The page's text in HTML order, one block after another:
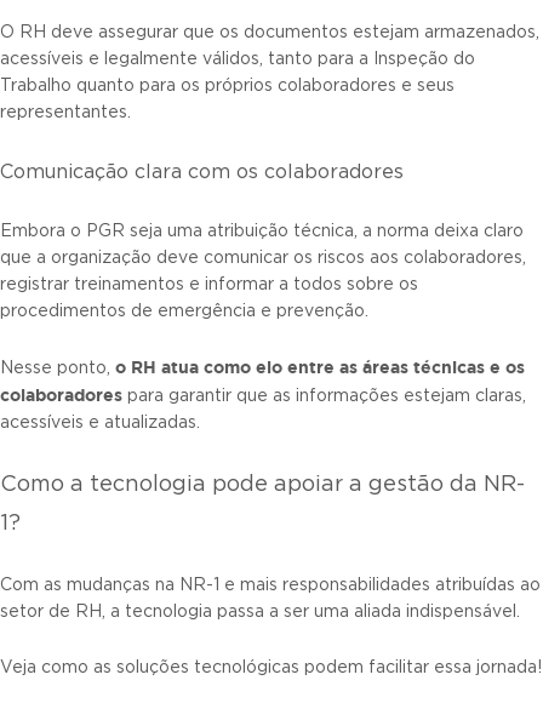
O RH deve assegurar que os documentos estejam armazenados,
acessíveis e legalmente válidos, tanto para a Inspeção do
Trabalho quanto para os próprios colaboradores e seus
representantes.
Comunicação clara com os colaboradores
Embora o PGR seja uma atribuição técnica, a norma deixa claro
que a organização deve comunicar os riscos aos colaboradores,
registrar treinamentos e informar a todos sobre os
procedimentos de emergência e prevenção.
Nesse ponto, o RH atua como elo entre as áreas técnicas e os
colaboradores para garantir que as informações estejam claras,
acessíveis e atualizadas.
Como a tecnologia pode apoiar a gestão da NR-
1?
Com as mudanças na NR-1 e mais responsabilidades atribuídas ao
setor de RH, a tecnologia passa a ser uma aliada indispensável.
Veja como as soluções tecnológicas podem facilitar essa jornada!